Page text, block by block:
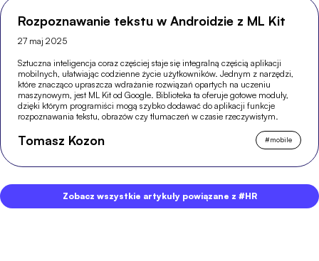
Rozpoznawanie tekstu w Androidzie z ML Kit
27 maj 2025
Sztuczna inteligencja coraz częściej staje się integralną częścią aplikacji
mobilnych, ułatwiając codzienne życie użytkowników. Jednym z narzędzi,
które znacząco upraszcza wdrażanie rozwiązań opartych na uczeniu
maszynowym, jest ML Kit od Google. Biblioteka ta oferuje gotowe moduły,
dzięki którym programiści mogą szybko dodawać do aplikacji funkcje
rozpoznawania tekstu, obrazów czy tłumaczeń w czasie rzeczywistym.
Tomasz Kozon #mobile
Zobacz wszystkie artykuły powiązane z #HR